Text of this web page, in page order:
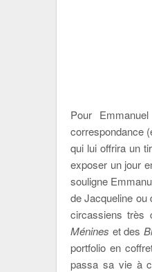
Pour
correspondance
qui lui offrira un
exposer un jour
souligne
de Jacqueline
circassiens très
Ménines et des
portfolio en
passa sa vie à